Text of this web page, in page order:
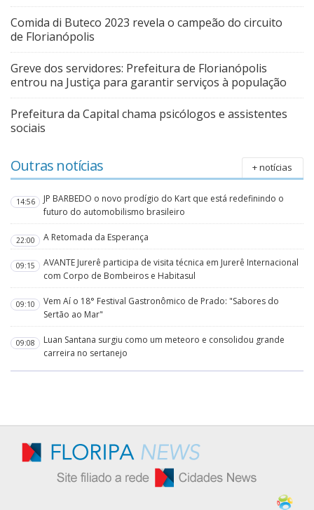
Comida di Buteco 2023 revela o campeão do circuito
de Florianópolis
Greve dos servidores: Prefeitura de Florianópolis
entrou na Justiça para garantir serviços à população
Prefeitura da Capital chama psicólogos e assistentes
sociais
Outras notícias + notícias
14:56
JP BARBEDO o novo prodígio do Kart que está redefinindo o
futuro do automobilismo brasileiro
22:00 A Retomada da Esperança
09:15
AVANTE Jurerê participa de visita técnica em Jurerê Internacional
com Corpo de Bombeiros e Habitasul
09:10
Vem Aí o 18° Festival Gastronômico de Prado: "Sabores do
Sertão ao Mar"
09:08
Luan Santana surgiu como um meteoro e consolidou grande
carreira no sertanejo